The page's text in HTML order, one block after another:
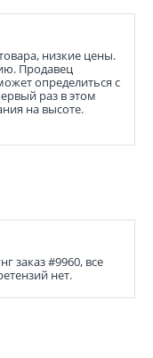
низкие цены.
Продавец
определиться с
раз в этом
на высоте.
заказ #9960, все
нет.